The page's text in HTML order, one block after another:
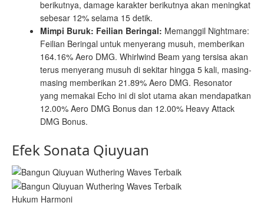
berikutnya, damage karakter berikutnya akan meningkat
sebesar 12% selama 15 detik.
Mimpi Buruk: Feilian Beringal: Memanggil Nightmare:
Feilian Beringal untuk menyerang musuh, memberikan
164.16% Aero DMG. Whirlwind Beam yang tersisa akan
terus menyerang musuh di sekitar hingga 5 kali, masing-
masing memberikan 21.89% Aero DMG. Resonator
yang memakai Echo ini di slot utama akan mendapatkan
12.00% Aero DMG Bonus dan 12.00% Heavy Attack
DMG Bonus.
Efek Sonata Qiuyuan
Hukum Harmoni